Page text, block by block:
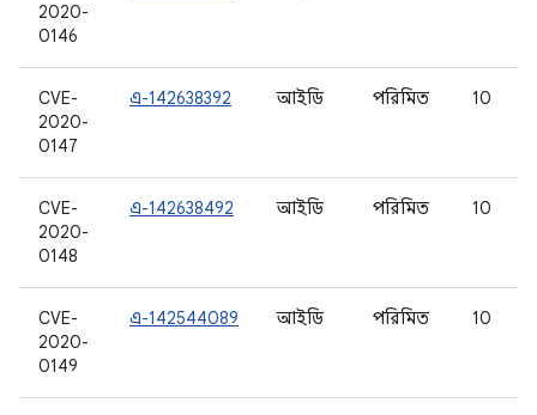
2020-
0146
CVE-
2020-
0147
এ-142638392 আইডি পরিমিত 10
CVE-
2020-
0148
এ-142638492 আইডি পরিমিত 10
CVE-
2020-
0149
এ-142544089 আইডি পরিমিত 10